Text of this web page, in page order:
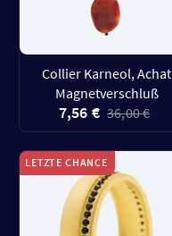
Collier Karneol, Achat
Magnetverschluß
7,56 € 36,00 €
LETZTE CHANCE